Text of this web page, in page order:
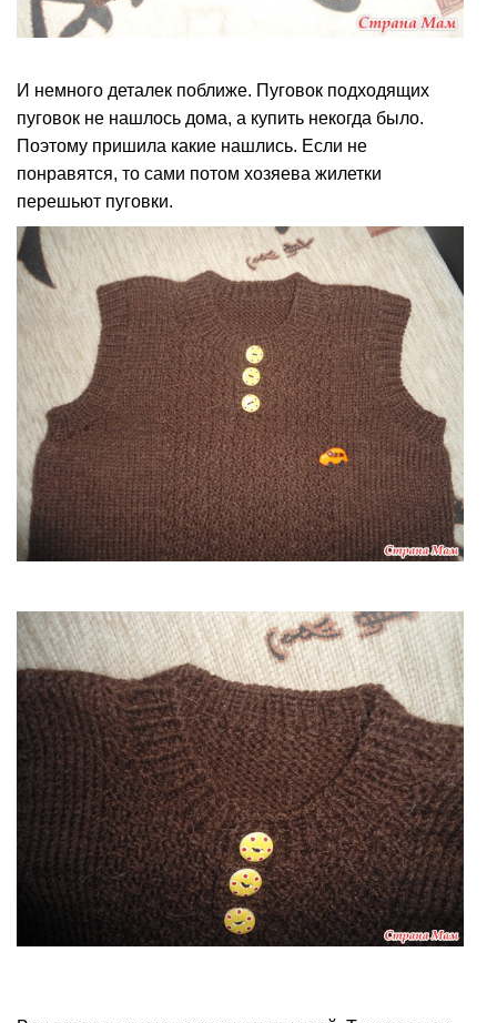
И немного деталек поближе. Пуговок подходящих
пуговок не нашлось дома, а купить некогда было.
Поэтому пришила какие нашлись. Если не
понравятся, то сами потом хозяева жилетки
перешьют пуговки.